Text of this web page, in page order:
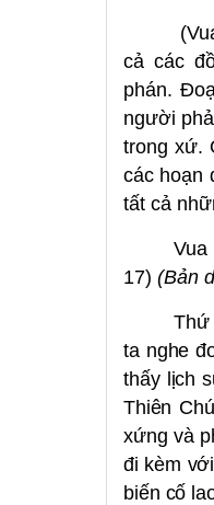
cả các
phán.
người
trong xứ.
các hoạn
tất cả
Vua
17) (Bản
Thứ
ta nghe
thấy lịch
Thiên
xứng và
đi kèm
biến cố